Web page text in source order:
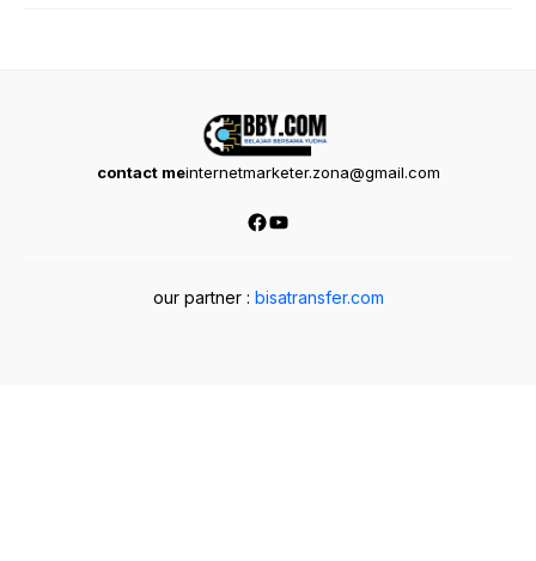
contact meinternetmarketer.zona@gmail.com
Facebook
YouTube
our partner : bisatransfer.com